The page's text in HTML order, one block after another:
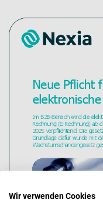
Wir verwenden Cookies